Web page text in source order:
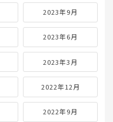
2023年9月
2023年6月
2023年3月
2022年12月
2022年9月